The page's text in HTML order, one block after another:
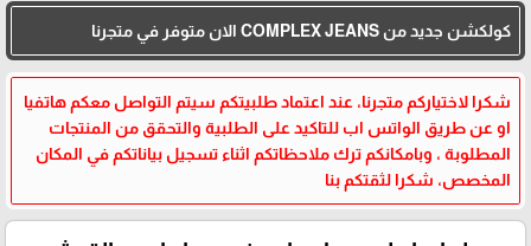
كولكشن جديد من COMPLEX JEANS الان متوفر في متجرنا
شكرا لاختياركم متجرنا، عند اعتماد طلبيتكم سيتم التواصل معكم هاتفيا
او عن طريق الواتس اب للتاكيد على الطلبية والتحقق من المنتجات
المطلوبة ، وبامكانكم ترك ملاحظاتكم اثناء تسجيل بياناتكم في المكان
المخصص، شكرا لثقتكم بنا